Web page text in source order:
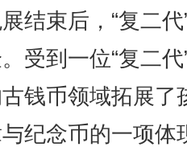
结束后，“复二
受到一位“复二
钱币领域拓展
纪念币的一项体